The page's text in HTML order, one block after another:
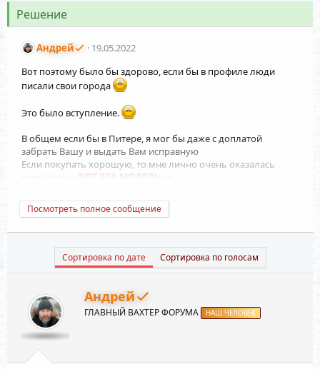
Решение
Андрей
19.05.2022
Вот поэтому было бы здорово, если бы в профиле люди
писали свои города
Это было вступление.
В общем если бы в Питере, я мог бы даже с доплатой
забрать Вашу и выдать Вам исправную
Если покупать хорошую, то мне лично очень оказалась
ВОТ ЭТА МОДЕЛЬ >>
хороший задел на перспективу)
А если что-то бюджетное и по простому, то можно
Оба продавца проверены мной лично, покупал у них платы
для знакомых.
Посмотреть полное сообщение
Сортировка по дате Сортировка по голосам
Андрей
ГЛАВНЫЙ ВАХТЕР ФОРУМА НАШ ЧЕЛОВЕК